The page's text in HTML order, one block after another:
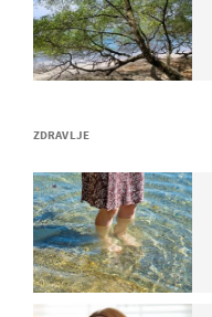
ZDRAVLJE